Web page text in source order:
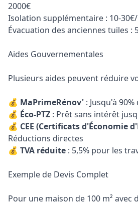
2000€
Isolation supplémentaire : 10-30€/
Évacuation des anciennes tuiles :
Aides Gouvernementales
Plusieurs aides peuvent réduire
💰 MaPrimeRénov' : Jusqu'à
💰 Éco-PTZ : Prêt sans intérêt
💰 CEE (Certificats d'Économie
Réductions directes
💰 TVA réduite : 5,5% pour les
Exemple de Devis Complet
Pour une maison de 100 m² avec